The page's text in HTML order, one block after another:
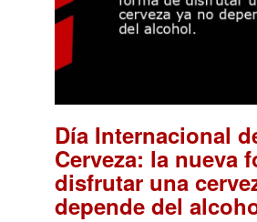
Día Internacional
Cerveza: la nueva
disfrutar una
depende del